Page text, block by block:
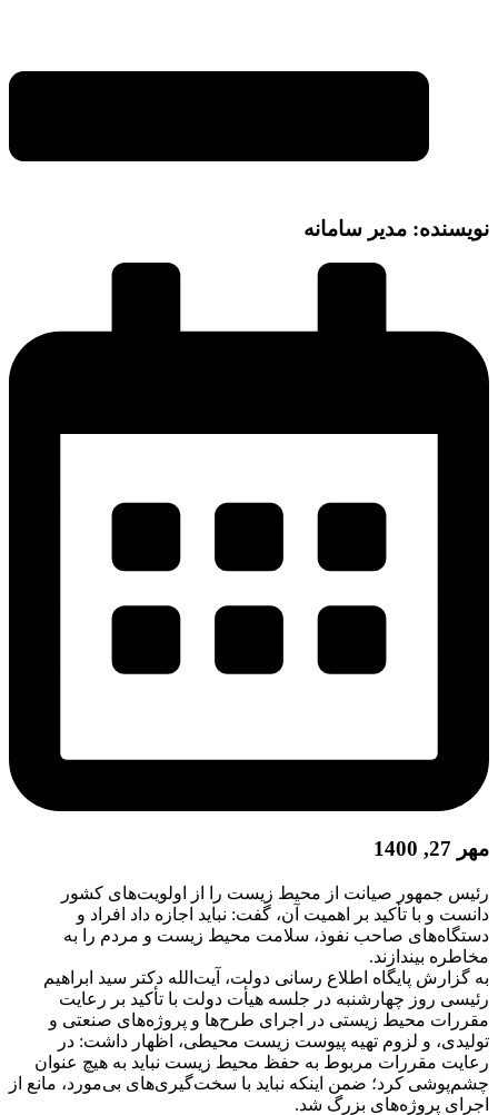
نویسنده: مدیر سامانه
مهر 27, 1400
رئیس جمهور صیانت از محیط زیست را از اولویت‌های کشور
دانست و با تأکید بر اهمیت آن، گفت: نباید اجازه داد افراد و
دستگاه‌های صاحب نفوذ، سلامت محیط زیست و مردم را به
مخاطره بیندازند.
به گزارش پایگاه اطلاع رسانی دولت، آیت‌الله دکتر سید ابراهیم
رئیسی روز چهارشنبه در جلسه هیأت دولت با تأکید بر رعایت
مقررات محیط زیستی در اجرای طرح‌ها و پروژه‌های صنعتی و
تولیدی، و لزوم تهیه پیوست زیست محیطی، اظهار داشت: در
رعایت مقررات مربوط به حفظ محیط زیست نباید به هیچ عنوان
چشم‌پوشی کرد؛ ضمن اینکه نباید با سخت‌گیری‌های بی‌مورد، مانع از
اجرای پروژه‌های بزرگ شد.